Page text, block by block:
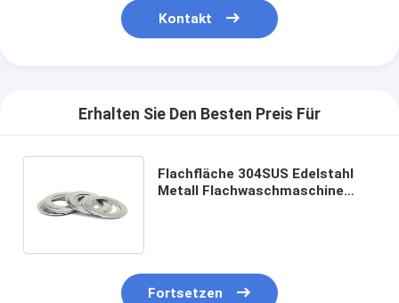
Kontakt
Erhalten Sie Den Besten Preis Für
Flachfläche 304SUS Edelstahl
Metall Flachwaschmaschine
Fortsetzen